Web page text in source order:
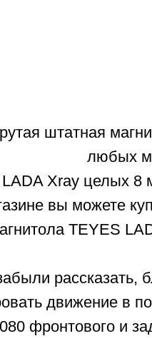
штатная
любых
Xray целых 8
вы можете
TEYES
движение в
фронтового и